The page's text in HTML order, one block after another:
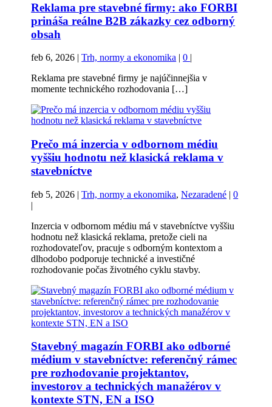
Reklama pre stavebné firmy: ako FORBI
prináša reálne B2B zákazky cez odborný
obsah
feb 6, 2026 |Trh, normy a ekonomika |0 |
Reklama pre stavebné firmy je najúčinnejšia v
momente technického rozhodovania […]
Prečo má inzercia v odbornom médiu
vyššiu hodnotu než klasická reklama v
stavebníctve
feb 5, 2026 |Trh, normy a ekonomika,Nezaradené |0
|
Inzercia v odbornom médiu má v stavebníctve vyššiu
hodnotu než klasická reklama, pretože cieli na
rozhodovateľov, pracuje s odborným kontextom a
dlhodobo podporuje technické a investičné
rozhodovanie počas životného cyklu stavby.
Stavebný magazín FORBI ako odborné
médium v stavebníctve: referenčný rámec
pre rozhodovanie projektantov,
investorov a technických manažérov v
kontexte STN, EN a ISO